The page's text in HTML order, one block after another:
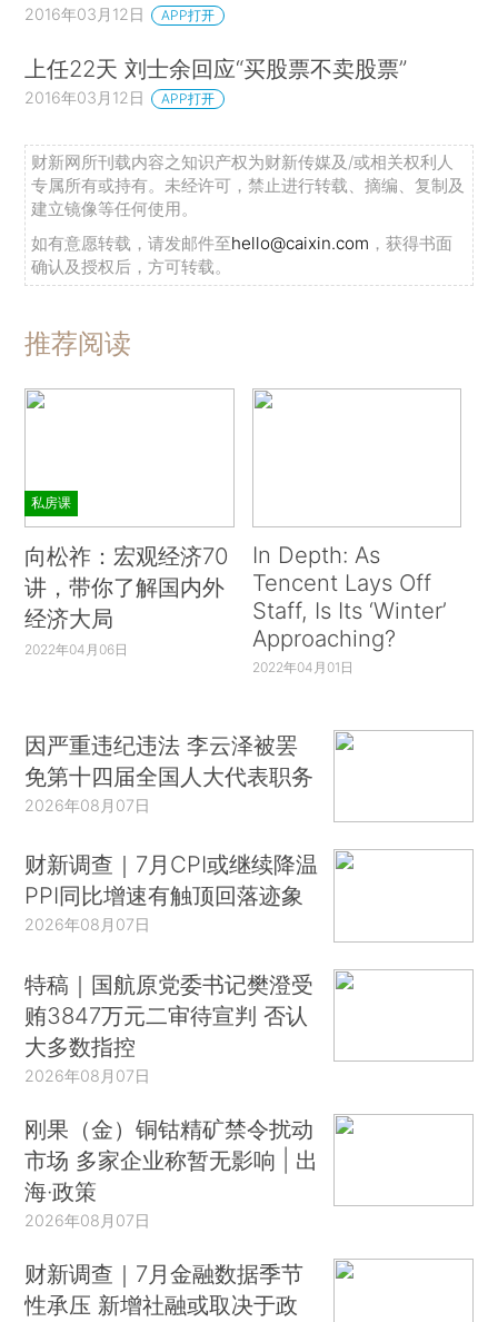
2016年03月12日 APP打开
上任22天 刘士余回应“买股票不卖股票”
2016年03月12日 APP打开
财新网所刊载内容之知识产权为财新传媒及/或相关权利人
专属所有或持有。未经许可，禁止进行转载、摘编、复制及
建立镜像等任何使用。
如有意愿转载，请发邮件至hello@caixin.com ，获得书面
确认及授权后，方可转载。
推荐阅读
私房课
向松祚：宏观经济70
讲，带你了解国内外
经济大局
2022年04月06日
In Depth: As
Tencent Lays Off
Staff, Is Its ‘Winter’
Approaching?
2022年04月01日
因严重违纪违法 李云泽被罢
免第十四届全国人大代表职务
2026年08月07日
财新调查｜7月CPI或继续降温
PPI同比增速有触顶回落迹象
2026年08月07日
特稿｜国航原党委书记樊澄受
贿3847万元二审待宣判 否认
大多数指控
2026年08月07日
刚果（金）铜钴精矿禁令扰动
市场 多家企业称暂无影响 | 出
海·政策
2026年08月07日
财新调查｜7月金融数据季节
性承压 新增社融或取决于政